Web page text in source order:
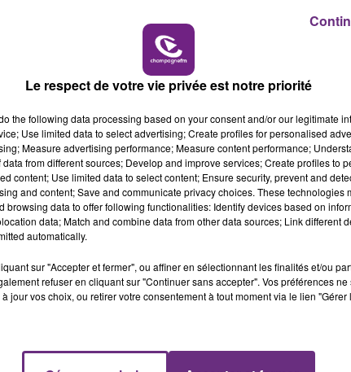
LE WEEK-END CHAMPAGNE FM
LE MAGASIN JOUÉCLUB DE REIMS FERME
SES PORTES
C'était l'une des institutions du centre-ville
rémois. Le magasin JouéClub est contraint de
fermer ses portes.
Le respect de votre vie privée est notre priorité
the following data processing based on your consent and/or our legitimate
Use limited data to select advertising; Create profiles for personalised
Measure advertising performance; Measure content performance;
from different sources; Develop and improve services; Create profiles to
content; Use limited data to select content; Ensure security, prevent and
and content; Save and communicate privacy choices. These technologies
browsing data to offer following functionalities: Identify devices based on
data; Match and combine data from other data sources; Link different
automatically.
sur "Accepter et fermer", ou affiner en sélectionnant les finalités et/ou
refuser en cliquant sur "Continuer sans accepter". Vos préférences
jour vos choix, ou retirer votre consentement à tout moment via le lien